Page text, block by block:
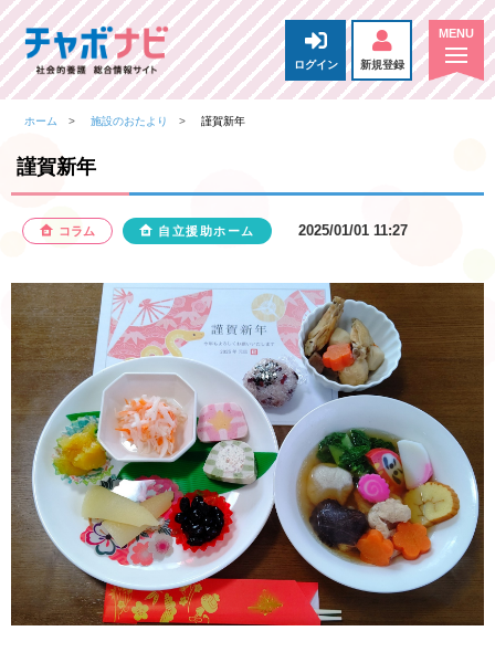
ログイン 新規登録
ホーム 施設のおたより 謹賀新年
謹賀新年
コラム 自立援助ホーム 2025/01/01 11:27